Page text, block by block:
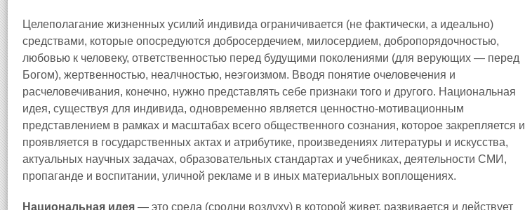
Целеполагание жизненных усилий индивида ограничивается (не фактически, а идеально)
средствами, которые опосредуются добросердечием, милосердием, добропорядочностью,
любовью к человеку, ответственностью перед будущими поколениями (для верующих — перед
Богом), жертвенностью, неалчностью, неэгоизмом. Вводя понятие очеловечения и
расчеловечивания, конечно, нужно представлять себе признаки того и другого. Национальная
идея, существуя для индивида, одновременно является ценностно-мотивационным
представлением в рамках и масштабах всего общественного сознания, которое закрепляется и
проявляется в государственных актах и атрибутике, произведениях литературы и искусства,
актуальных научных задачах, образовательных стандартах и учебниках, деятельности СМИ,
пропаганде и воспитании, уличной рекламе и в иных материальных воплощениях.
Национальная идея — это среда (сродни воздуху) в которой живет, развивается и действует